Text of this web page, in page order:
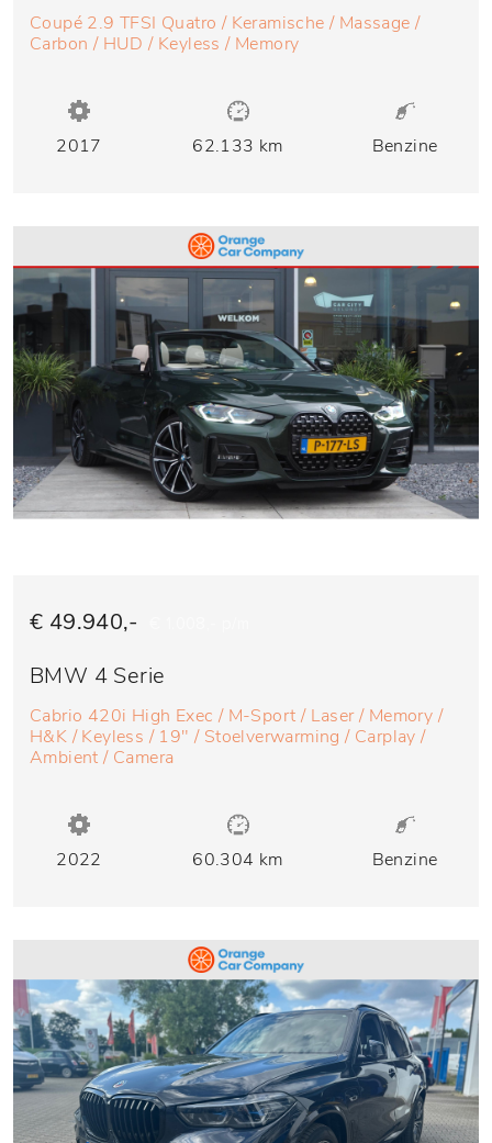
Coupé 2.9 TFSI Quatro / Keramische / Massage /
Carbon / HUD / Keyless / Memory
2017 62.133 km Benzine
€ 49.940,-
BMW 4 Serie
Cabrio 420i High Exec / M-Sport / Laser / Memory /
H&K / Keyless / 19" / Stoelverwarming / Carplay /
Ambient / Camera
2022 60.304 km Benzine